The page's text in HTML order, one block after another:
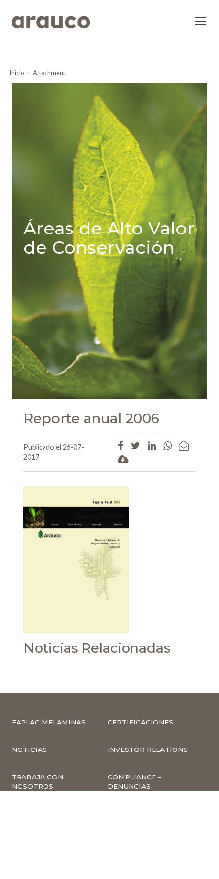
Inicio Attachment
Áreas de Alto Valor
de Conservación
Reporte anual 2006
Publicado el 26-07-
2017
Noticias Relacionadas
FAPLAC MELAMINAS CERTIFICACIONES
NOTICIAS INVESTOR RELATIONS
TRABAJA CON
NOSOTROS
COMPLIANCE –
DENUNCIAS